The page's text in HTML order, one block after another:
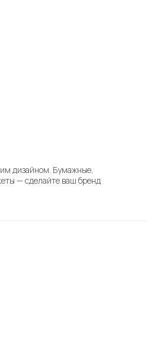
дизайном. Бумажные,
— сделайте ваш бренд